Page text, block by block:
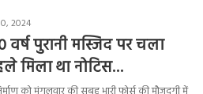
2024
पुरानी मस्जिद पर चला
मिला था नोटिस…